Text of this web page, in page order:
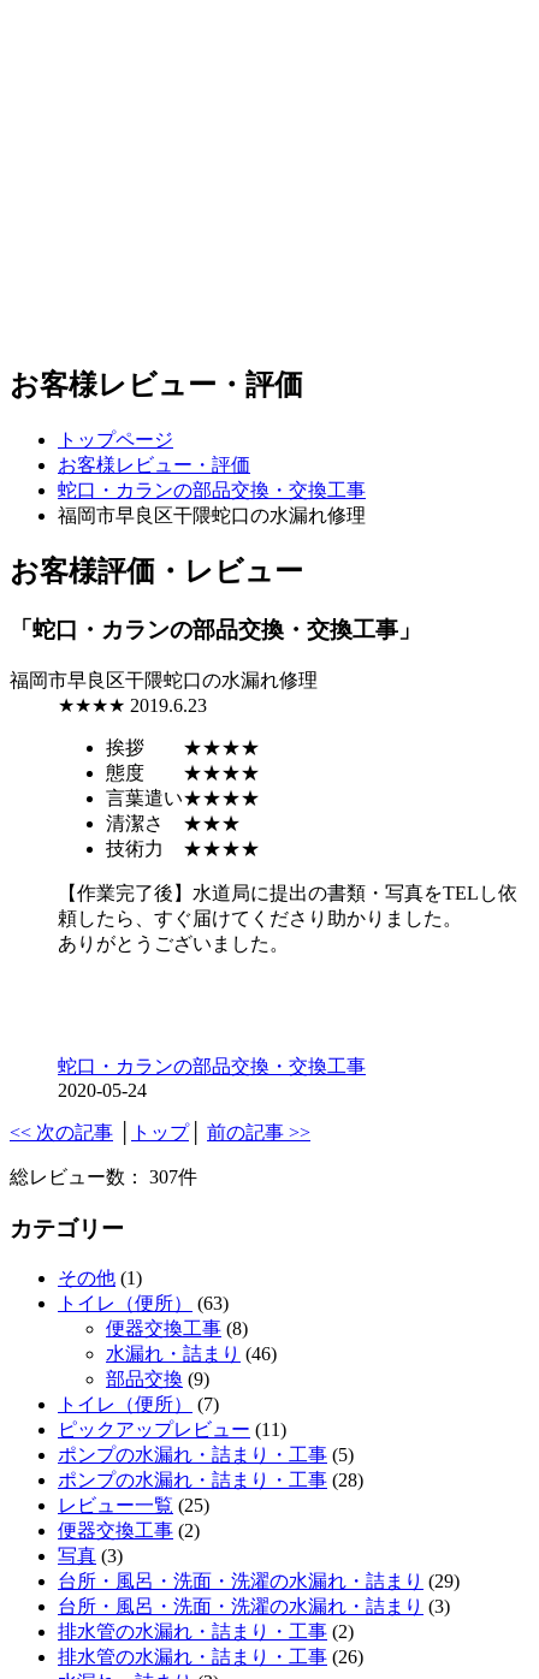
お客様レビュー・評価
トップページ
お客様レビュー・評価
蛇口・カランの部品交換・交換工事
福岡市早良区干隈蛇口の水漏れ修理
お客様評価・レビュー
「蛇口・カランの部品交換・交換工事」
福岡市早良区干隈蛇口の水漏れ修理
★★★★ 2019.6.23
挨拶 ★★★★
態度 ★★★★
言葉遣い★★★★
清潔さ ★★★
技術力 ★★★★
【作業完了後】水道局に提出の書類・写真をTELし依
頼したら、すぐ届けてくださり助かりました。
ありがとうございました。
蛇口・カランの部品交換・交換工事
2020-05-24
<< 次の記事 トップ│ 前の記事 >>
総レビュー数： 307件
カテゴリー
その他 (1)
トイレ（便所）
(63)
便器交換工事 (8)
水漏れ・詰まり (46)
部品交換 (9)
トイレ（便所）
(7)
ピックアップレビュー (11)
ポンプの水漏れ・詰まり・工事 (5)
ポンプの水漏れ・詰まり・工事 (28)
レビュー一覧 (25)
便器交換工事 (2)
写真 (3)
台所・風呂・洗面・洗濯の水漏れ・詰まり (29)
台所・風呂・洗面・洗濯の水漏れ・詰まり (3)
排水管の水漏れ・詰まり・工事 (2)
排水管の水漏れ・詰まり・工事 (26)